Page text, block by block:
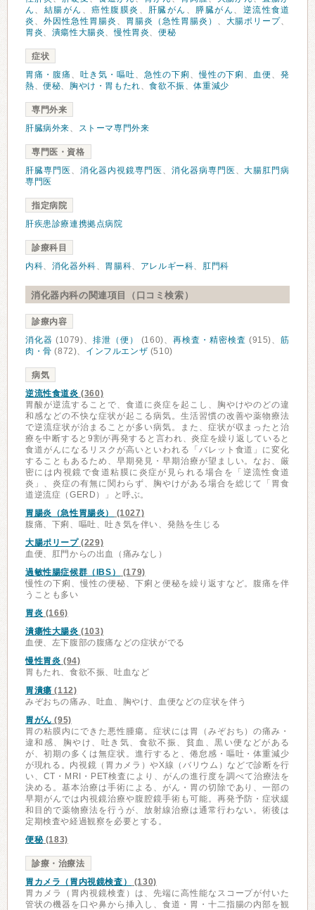
ん 、 結腸がん 、癌性腹膜炎 、 肝臓がん 、 膵臓がん 、 逆流性食道
炎 、 外因性急性胃腸炎 、 胃腸炎（急性胃腸炎） 、 大腸ポリープ、
胃炎、 潰瘍性大腸炎、慢性胃炎、便秘
症状
胃痛・腹痛 、 吐き気・嘔吐、 急性の下痢 、慢性の下痢 、 血便、発
熱、便秘、 胸やけ・胃もたれ、食欲不振 、体重減少
専門外来
肝臓病外来、 ストーマ専門外来
専門医・資格
肝臓専門医 、 消化器内視鏡専門医 、 消化器病専門医 、大腸肛門病
専門医
指定病院
肝疾患診療連携拠点病院
診療科目
内科、 消化器外科、 胃腸科、 アレルギー科、 肛門科
消化器内科の関連項目（口コミ検索）
診療内容
消化器 (1079)、 排泄（便） (160)、再検査・精密検査 (915)、筋
肉・骨 (872)、 インフルエンザ (510)
病気
逆流性食道炎 (360)
胃酸が逆流することで、食道に炎症を起こし、胸やけやのどの違
和感などの不快な症状が起こる病気。生活習慣の改善や薬物療法
で逆流症状が治まることが多い病気。また、症状が収まったと治
療を中断すると9割が再発すると言われ、炎症を繰り返していると
食道がんになるリスクが高いといわれる「バレット食道」に変化
することもあるため、早期発見・早期治療が望ましい。なお、厳
密には内視鏡で食道粘膜に炎症が見られる場合を「逆流性食道
炎」、炎症の有無に関わらず、胸やけがある場合を総じて「胃食
道逆流症（GERD）」と呼ぶ。
胃腸炎（急性胃腸炎）
(1027)
腹痛、下痢、嘔吐、吐き気を伴い、発熱を生じる
大腸ポリープ(229)
血便、肛門からの出血（痛みなし）
過敏性腸症候群（IBS）
(179)
慢性の下痢、慢性の便秘、下痢と便秘を繰り返すなど。腹痛を伴
うことも多い
胃炎 (166)
潰瘍性大腸炎 (103)
血便、左下腹部の腹痛などの症状がでる
慢性胃炎 (94)
胃もたれ、食欲不振、吐血など
胃潰瘍 (112)
みぞおちの痛み、吐血、胸やけ、血便などの症状を伴う
胃がん (95)
胃の粘膜内にできた悪性腫瘍。症状には胃（みぞおち）の痛み・
違和感、胸やけ、吐き気、食欲不振、貧血、黒い便などがある
が、初期の多くは無症状。進行すると、倦怠感・嘔吐・体重減少
が現れる。内視鏡（胃カメラ）やX線（バリウム）などで診断を行
い、CT・MRI・PET検査により、がんの進行度を調べて治療法を
決める。基本治療は手術による、がん・胃の切除であり、一部の
早期がんでは内視鏡治療や腹腔鏡手術も可能。再発予防・症状緩
和目的で薬物療法を行うが、放射線治療は通常行わない。術後は
定期検査や経過観察を必要とする。
便秘(183)
診療・治療法
胃カメラ（胃内視鏡検査）
(130)
胃カメラ（胃内視鏡検査）は、先端に高性能なスコープが付いた
管状の機器を口や鼻から挿入し、食道・胃・十二指腸の内部を観